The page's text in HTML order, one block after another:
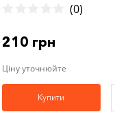
(0)
210 грн
Ціну уточнюйте
Купити